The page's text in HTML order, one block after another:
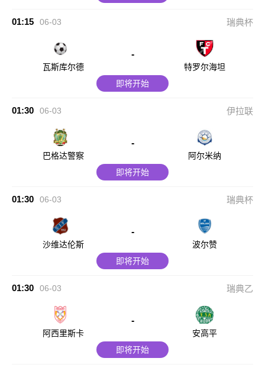
01:15 06-03 瑞典杯
瓦斯库尔德
-
特罗尔海坦
即将开始
01:30 06-03 伊拉联
巴格达警察
-
阿尔米纳
即将开始
01:30 06-03 瑞典杯
沙维达伦斯
-
波尔赞
即将开始
01:30 06-03 瑞典乙
阿西里斯卡
-
安高平
即将开始